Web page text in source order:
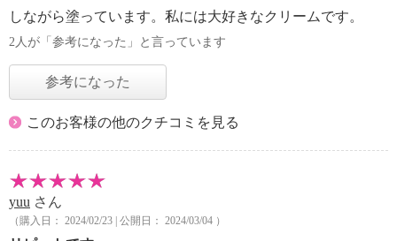
しながら塗っています。私には大好きなクリームです。
2人が「参考になった」と言っています
参考になった
このお客様の他のクチコミを見る
yuu さん
（購入日： 2024/02/23 | 公開日： 2024/03/04 ）